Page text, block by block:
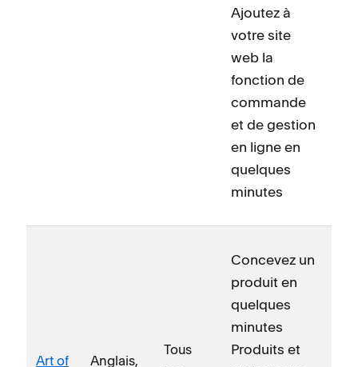
Ajoutez à
votre site
web la
fonction de
commande
et de gestion
en ligne en
quelques
minutes
Art of
Anglais,
Tous
Concevez un
produit en
quelques
minutes
Produits et